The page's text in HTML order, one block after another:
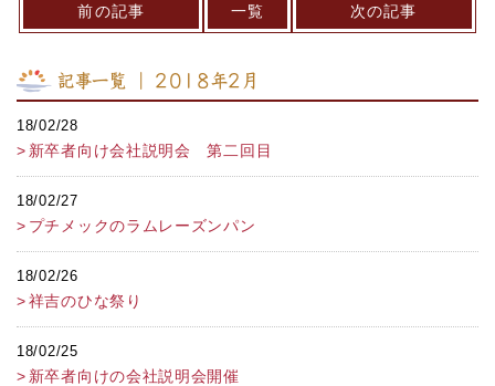
前の記事 一覧 次の記事
記事一覧 ｜ 2018年2月
18/02/28
新卒者向け会社説明会 第二回目
18/02/27
プチメックのラムレーズンパン
18/02/26
祥吉のひな祭り
18/02/25
新卒者向けの会社説明会開催